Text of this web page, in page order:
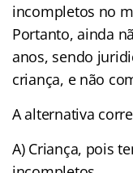
incompletos no
Portanto, ainda
anos, sendo
criança, e não
A alternativa
A) Criança, pois